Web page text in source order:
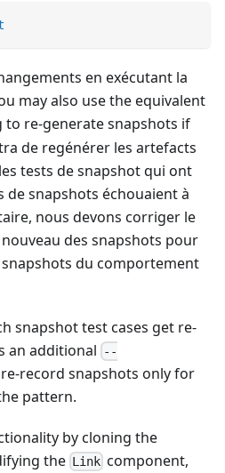
en exécutant la
may also use the equivalent
to re-generate snapshots if
de regénérer les artefacts
tests de snapshot qui ont
de snapshots échouaient à
nous devons corriger le
des snapshots pour
du comportement
snapshot test cases get re-
an additional
--
record snapshots only for
pattern.
by cloning the
the Link component,